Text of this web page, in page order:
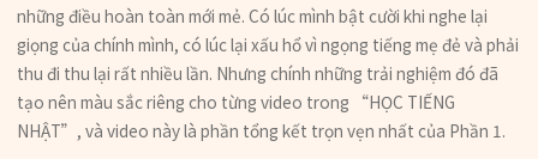
những điều hoàn toàn mới mẻ. Có lúc mình bật cười khi nghe lại
giọng của chính mình, có lúc lại xấu hổ vì ngọng tiếng mẹ đẻ và phải
thu đi thu lại rất nhiều lần. Nhưng chính những trải nghiệm đó đã
tạo nên màu sắc riêng cho từng video trong “HỌC TIẾNG
NHẬT”, và video này là phần tổng kết trọn vẹn nhất của Phần 1.